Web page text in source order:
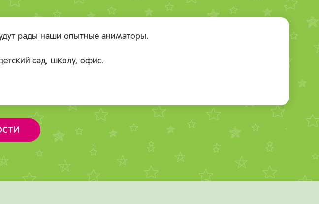
рады наши опытные аниматоры.
сад, школу, офис.